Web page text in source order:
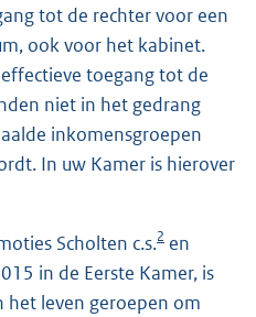
tot de rechter voor een
ook voor het kabinet.
toegang tot de
niet in het gedrang
inkomensgroepen
In uw Kamer is hierover
Scholten c.s.2 en
in de Eerste Kamer, is
het leven geroepen om